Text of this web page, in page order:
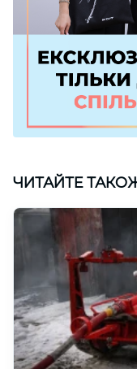
ЧИТАЙТЕ